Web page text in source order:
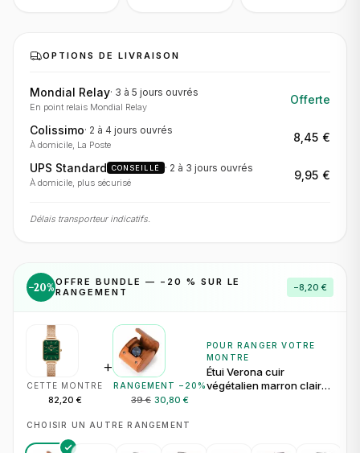
OPTIONS DE LIVRAISON
Mondial Relay· 3 à 5 jours ouvrés
En point relais Mondial Relay
Offerte
Colissimo· 2 à 4 jours ouvrés
À domicile, La Poste
8,45 €
UPS Standard CONSEILLÉ · 2 à 3 jours ouvrés
À domicile, plus sécurisé
9,95 €
Délais transporteur indicatifs.
−20%OFFRE BUNDLE — − 20 % SUR LE
RANGEMENT
−8,20 €
CETTE MONTRE
82,20 €
+
RANGEMENT − 20 %
39 € 30,80 €
POUR RANGER VOTRE
MONTRE
Étui Verona cuir
végétalien marron clair
CHOISIR UN AUTRE RANGEMENT